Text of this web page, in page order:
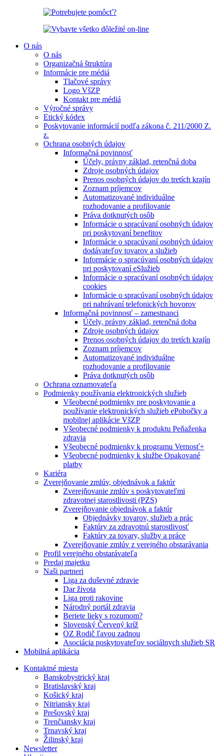
O nás
O nás
Organizačná štruktúra
Informácie pre médiá
Tlačové správy
Logo VšZP
Kontakt pre médiá
Výročné správy
Etický kódex
Poskytovanie informácií podľa zákona č. 211/2000 Z.
z.
Ochrana osobných údajov
Informačná povinnosť
Účely, právny základ, retenčná doba
Zdroje osobných údajov
Prenos osobných údajov do tretích krajín
Zoznam príjemcov
Automatizované individuálne
rozhodovanie a profilovanie
Práva dotknutých osôb
Informácie o spracúvaní osobných údajov
pri poskytovaní benefitov
Informácie o spracúvaní osobných údajov
dodávateľov tovarov a služieb
Informácie o spracúvaní osobných údajov
pri poskytovaní eSlužieb
Informácie o spracúvaní osobných údajov
cookies
Informácie o spracúvaní osobných údajov
pri nahrávaní telefonických hovorov
Informačná povinnosť – zamestnanci
Účely, právny základ, retenčná doba
Zdroje osobných údajov
Prenos osobných údajov do tretích krajín
Zoznam príjemcov
Automatizované individuálne
rozhodovanie a profilovanie
Práva dotknutých osôb
Ochrana oznamovateľa
Podmienky používania elektronických služieb
Všeobecné podmienky pre poskytovanie a
používanie elektronických služieb ePobočky a
mobilnej aplikácie VšZP
Všeobecné podmienky k produktu Peňaženka
zdravia
Všeobecné podmienky k programu Vernosť+
Všeobecné podmienky k službe Opakované
platby
Kariéra
Zverejňovanie zmlúv, objednávok a faktúr
Zverejňovanie zmlúv s poskytovateľmi
zdravotnej starostlivosti (PZS)
Zverejňovanie objednávok a faktúr
Objednávky tovarov, služieb a prác
Faktúry za zdravotnú starostlivosť
Faktúry za tovary, služby a práce
Zverejňovanie zmlúv z verejného obstarávania
Profil verejného obstarávateľa
Predaj majetku
Naši partneri
Liga za duševné zdravie
Dar života
Liga proti rakovine
Národný portál zdravia
Beriete lieky s rozumom?
Slovenský Červený kríž
OZ Rodič ľavou zadnou
Asociácia poskytovateľov sociálnych služieb SR
Mobilná aplikácia
Kontaktné miesta
Banskobystrický kraj
Bratislavský kraj
Košický kraj
Nitriansky kraj
Prešovský kraj
Trenčiansky kraj
Trnavský kraj
Žilinský kraj
Newsletter